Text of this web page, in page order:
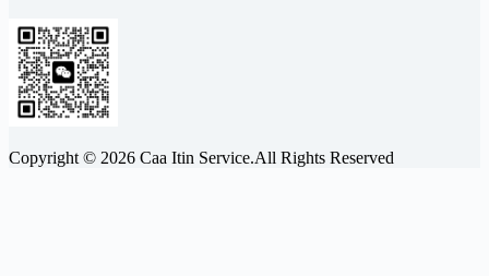
Copyright © 2026 Caa Itin Service.All Rights Reserved